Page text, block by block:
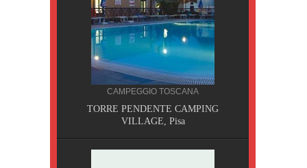
CAMPEGGIO TOSCANA
TORRE PENDENTE CAMPING
VILLAGE, Pisa